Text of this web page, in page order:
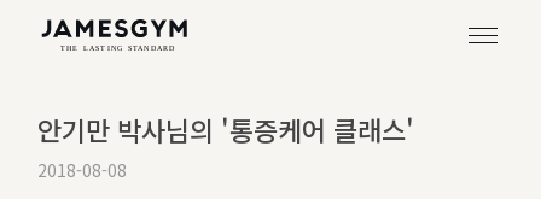
안기만 박사님의 '통증케어 클래스'
2018-08-08